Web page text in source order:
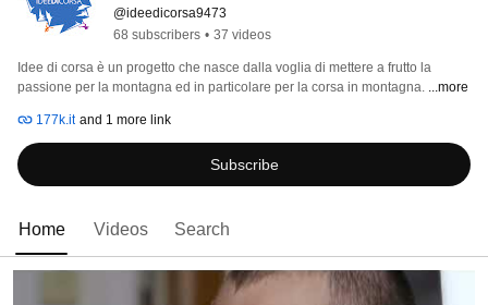
@ideedicorsa9473
68 subscribers • 37 videos
Idee di corsa è un progetto che nasce dalla voglia di mettere a frutto la
passione per la montagna ed in particolare per la corsa in montagna. ...more
177k.it and 1 more link
Subscribe
Home Videos Search